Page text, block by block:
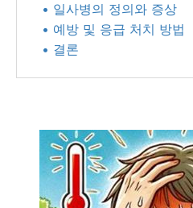
• 일사병의 정의와 증상
• 예방 및 응급 처치 방법
• 결론